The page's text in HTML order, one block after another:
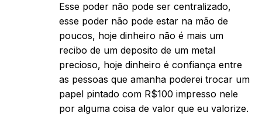
Esse poder não pode ser centralizado,
esse poder não pode estar na mão de
poucos, hoje dinheiro não é mais um
recibo de um deposito de um metal
precioso, hoje dinheiro é confiança entre
as pessoas que amanha poderei trocar um
papel pintado com R$100 impresso nele
por alguma coisa de valor que eu valorize.